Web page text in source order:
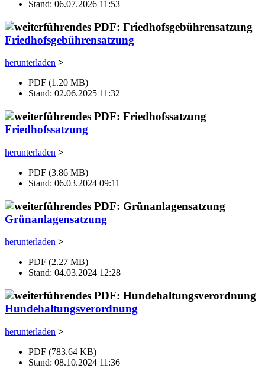
Stand: 06.07.2026 11:53
Friedhofsgebührensatzung
herunterladen >
PDF (1.20 MB)
Stand: 02.06.2025 11:32
Friedhofssatzung
herunterladen >
PDF (3.86 MB)
Stand: 06.03.2024 09:11
Grünanlagensatzung
herunterladen >
PDF (2.27 MB)
Stand: 04.03.2024 12:28
Hundehaltungsverordnung
herunterladen >
PDF (783.64 KB)
Stand: 08.10.2024 11:36